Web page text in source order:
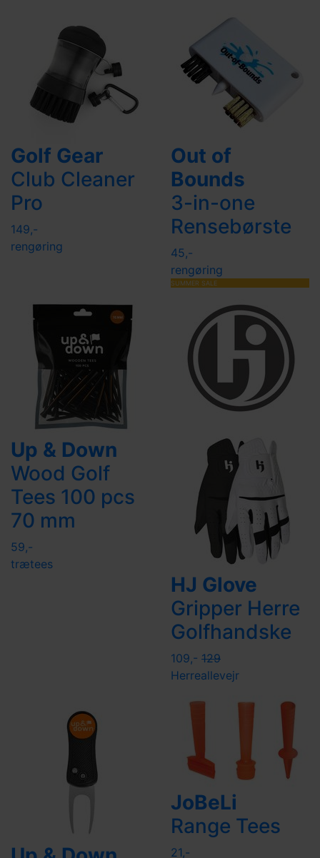
Golf Gear
Club Cleaner
Pro
149,-
rengøring
Out of
Bounds
3-in-one
Rensebørste
45,-
rengøring
Up & Down
Wood Golf
Tees 100 pcs
70 mm
59,-
trætees
SUMMER SALE
HJ Glove
Gripper Herre
Golfhandske
109,- 129
Herreallevejr
JoBeLi
Range Tees
21,-